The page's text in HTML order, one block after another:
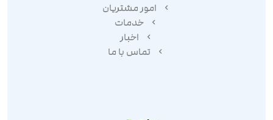
امور مشتریان
خدمات
اخبار
تماس با ما